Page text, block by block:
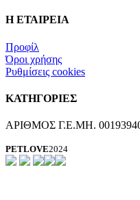
Η ΕΤΑΙΡΕΙΑ
Προφίλ
Όροι χρήσης
Ρυθμίσεις cookies
ΚΑΤΗΓΟΡΙΕΣ
ΑΡΙΘΜΟΣ Γ.Ε.ΜΗ.
PETLOVE2024